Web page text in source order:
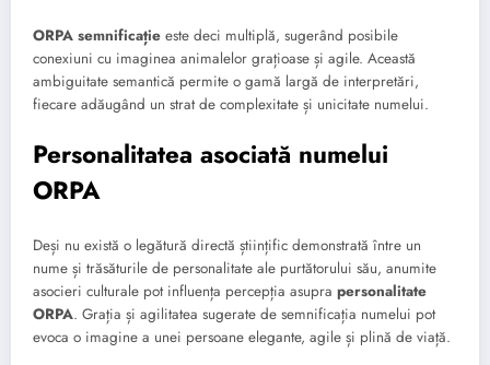
ORPA semnificație este deci multiplă, sugerând posibile
conexiuni cu imaginea animalelor grațioase și agile. Această
ambiguitate semantică permite o gamă largă de interpretări,
fiecare adăugând un strat de complexitate și unicitate numelui.
Personalitatea asociată numelui
ORPA
Deși nu există o legătură directă științific demonstrată între un
nume și trăsăturile de personalitate ale purtătorului său, anumite
asocieri culturale pot influența percepția asupra personalitate
ORPA. Grația și agilitatea sugerate de semnificația numelui pot
evoca o imagine a unei persoane elegante, agile și plină de viață.